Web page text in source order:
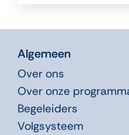
Algemeen
Over ons
Over onze
Begeleiders
Volgsysteem